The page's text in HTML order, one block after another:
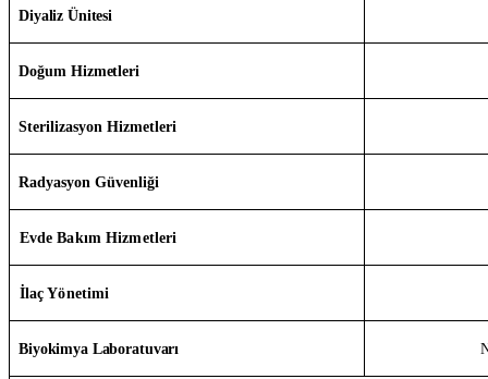
Diyaliz Ünitesi
Doğum Hizmetleri
Sterilizasyon Hizmetleri
Radyasyon Güvenliği
Evde Bakım Hizmetleri
İlaç Yönetimi
Biyokimya Laboratuvarı